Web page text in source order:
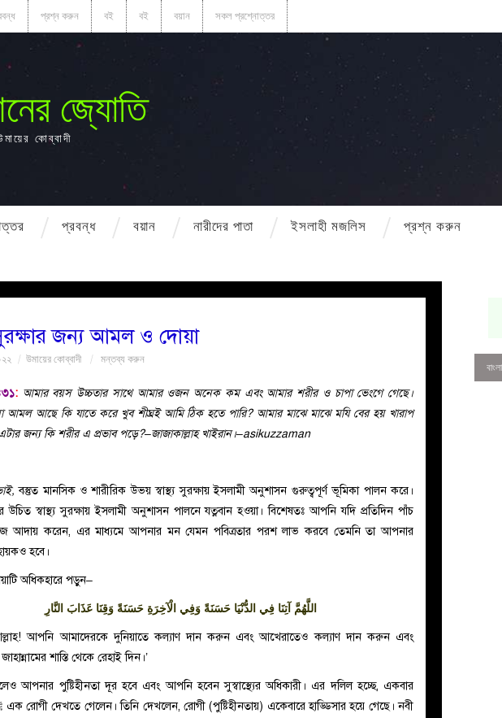
প্রশ্ন করুন বই বই বয়ান সকল প্রশ্নোত্তর
জ্যোতি
কোব্বাদী
প্রবন্ধ বয়ান নারীদের পাতা ইসলাহী মজলিস প্রশ্ন করুন
সুরক্ষার জন্য আমল ও দোয়া
উমায়ের কোব্বাদী মন্তব্য করুন
: আমার বয়স উচ্চতার সাথে আমার ওজন অনেক কম এবং আমার শরীর ও চাপা ভেংগে গেছে।
আছে কি যাতে করে খুব শীঘ্রই আমি ঠিক হতে পারি? আমার মাঝে মাঝে মযি বের হয় খারাপ
এটার জন্য কি শরীর এ প্রভাব পড়ে?–জাজাকাল্লাহ খাইরান।–asikuzzaman
বস্তুত মানসিক ও শারীরিক উভয় স্বাস্থ্য সুরক্ষায় ইসলামী অনুশাসন গুরুত্বপূর্ণ ভূমিকা পালন করে।
স্বাস্থ্য সুরক্ষায় ইসলামী অনুশাসন পালনে যত্নবান হওয়া। বিশেষতঃ আপনি যদি প্রতিদিন পাঁচ
আদায় করেন, এর মাধ্যমে আপনার মন যেমন পবিত্রতার পরশ লাভ করবে তেমনি তা আপনার
হবে।
অধিকহারে পড়ুন–
اللَّهُمَّ آتِنَا فِي الدُّنْيَا حَسَنَةً وَفِي الْآخِرَةِ حَسَنَةً وَقِنَا عَذَابَ النَّارِ
আপনি আমাদেরকে দুনিয়াতে কল্যাণ দান করুন এবং আখেরাতেও কল্যাণ দান করুন এবং
শাস্তি থেকে রেহাই দিন।’
আপনার পুষ্টিহীনতা দূর হবে এবং আপনি হবেন সুস্বাস্থ্যের অধিকারী। এর দলিল হচ্ছে, একবার
এক রোগী দেখতে গেলেন। তিনি দেখলেন, রোগী (পুষ্টিহীনতায়) একেবারে হাড্ডিসার হয়ে গেছে। নবী